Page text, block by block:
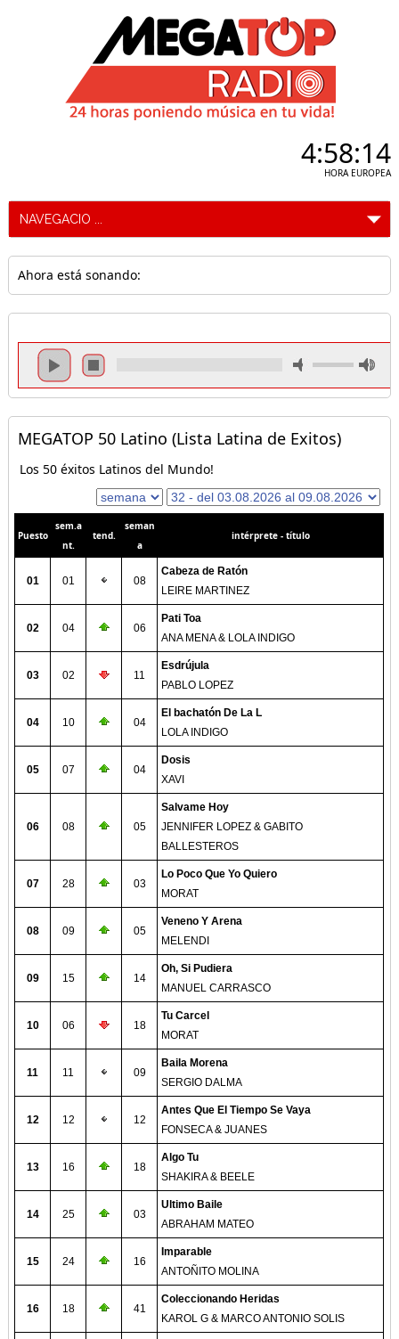
4:58:14
HORA EUROPEA
Ahora está sonando:
MEGATOP 50 Latino (Lista Latina de Exitos)
Los 50 éxitos Latinos del Mundo!
Puesto
sem.a
nt.
tend.
seman
a
intérprete - título
01 01 08
Cabeza de Ratón
LEIRE MARTINEZ
02 04 06
Pati Toa
ANA MENA & LOLA INDIGO
03 02 11
Esdrújula
PABLO LOPEZ
04 10 04
El bachatón De La L
LOLA INDIGO
05 07 04
Dosis
XAVI
06 08 05
Salvame Hoy
JENNIFER LOPEZ & GABITO
BALLESTEROS
07 28 03
Lo Poco Que Yo Quiero
MORAT
08 09 05
Veneno Y Arena
MELENDI
09 15 14
Oh, Si Pudiera
MANUEL CARRASCO
10 06 18
Tu Carcel
MORAT
11 11 09
Baila Morena
SERGIO DALMA
12 12 12
Antes Que El Tiempo Se Vaya
FONSECA & JUANES
13 16 18
Algo Tu
SHAKIRA & BEELE
14 25 03
Ultimo Baile
ABRAHAM MATEO
15 24 16
Imparable
ANTOÑITO MOLINA
16 18 41
Coleccionando Heridas
KAROL G & MARCO ANTONIO SOLIS